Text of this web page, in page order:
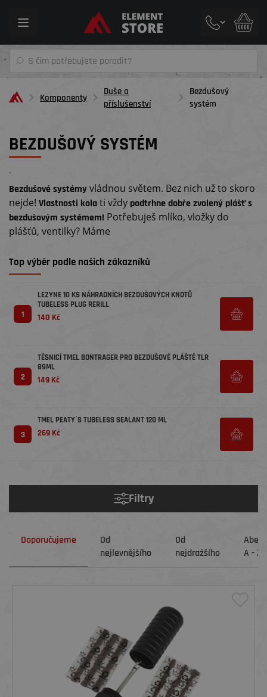
Toggle
Komponenty
Duše a
příslušenství
Bezdušový
systém
BEZDUŠOVÝ SYSTÉM
´
Bezdušové systémy vládnou světem. Bez nich už to skoro
nejde! Vlastnosti kolati vždy podtrhne dobře zvolený plášť s
bezdušovým systémem! Potřebuješ mlíko, vložky do
plášťů, ventilky? Máme
Top výběr podle našich zákazníků
1
LEZYNE 10 KS NÁHRADNÍCH BEZDUŠOVÝCH KNOTŮ
TUBELESS PLUG RERILL
140 Kč
2
TĚSNICÍ TMEL BONTRAGER PRO BEZDUŠOVÉ PLÁŠTĚ TLR
89ML
149 Kč
3
TMEL PEATY´S TUBELESS SEALANT 120 ML
269 Kč
Filtry
Doporučujeme
Od
nejlevnějšího
Od
nejdražšího
A - Z